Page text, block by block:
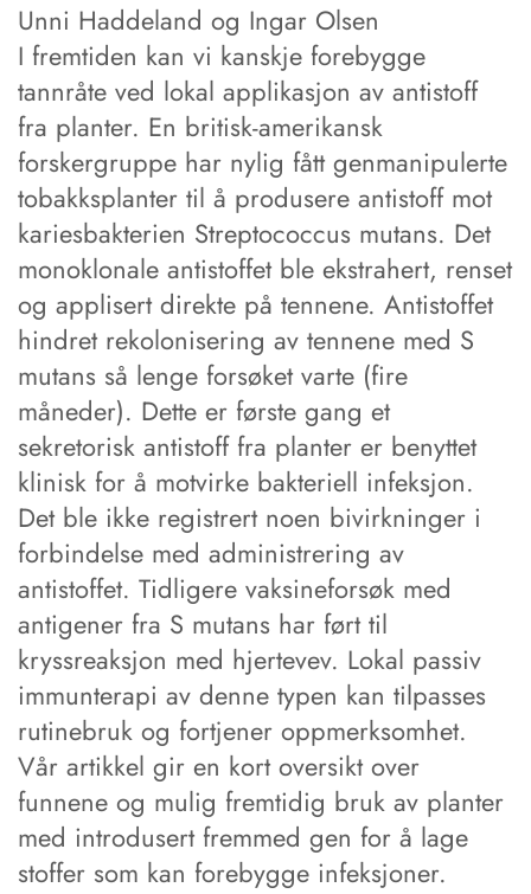
Unni Haddeland og Ingar Olsen
I fremtiden kan vi kanskje forebygge
tannråte ved lokal applikasjon av antistoff
fra planter. En britisk-amerikansk
forskergruppe har nylig fått genmanipulerte
tobakksplanter til å produsere antistoff mot
kariesbakterien Streptococcus mutans. Det
monoklonale antistoffet ble ekstrahert, renset
og applisert direkte på tennene. Antistoffet
hindret rekolonisering av tennene med S
mutans så lenge forsøket varte (fire
måneder). Dette er første gang et
sekretorisk antistoff fra planter er benyttet
klinisk for å motvirke bakteriell infeksjon.
Det ble ikke registrert noen bivirkninger i
forbindelse med administrering av
antistoffet. Tidligere vaksineforsøk med
antigener fra S mutans har ført til
kryssreaksjon med hjertevev. Lokal passiv
immunterapi av denne typen kan tilpasses
rutinebruk og fortjener oppmerksomhet.
Vår artikkel gir en kort oversikt over
funnene og mulig fremtidig bruk av planter
med introdusert fremmed gen for å lage
stoffer som kan forebygge infeksjoner.